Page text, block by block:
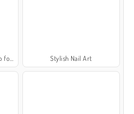
Stylish Nail Art